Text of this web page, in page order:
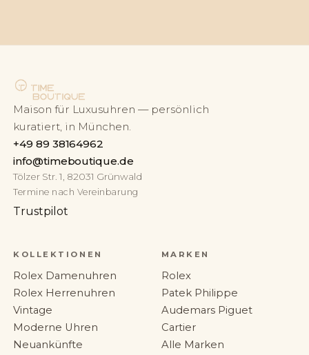
Maison für Luxusuhren — persönlich
kuratiert, in München.
+49 89 38164962
info@timeboutique.de
Tölzer Str. 1, 82031 Grünwald
Termine nach Vereinbarung
Trustpilot
KOLLEKTIONEN
Rolex Damenuhren
Rolex Herrenuhren
Vintage
Moderne Uhren
Neuankünfte
MARKEN
Rolex
Patek Philippe
Audemars Piguet
Cartier
Alle Marken